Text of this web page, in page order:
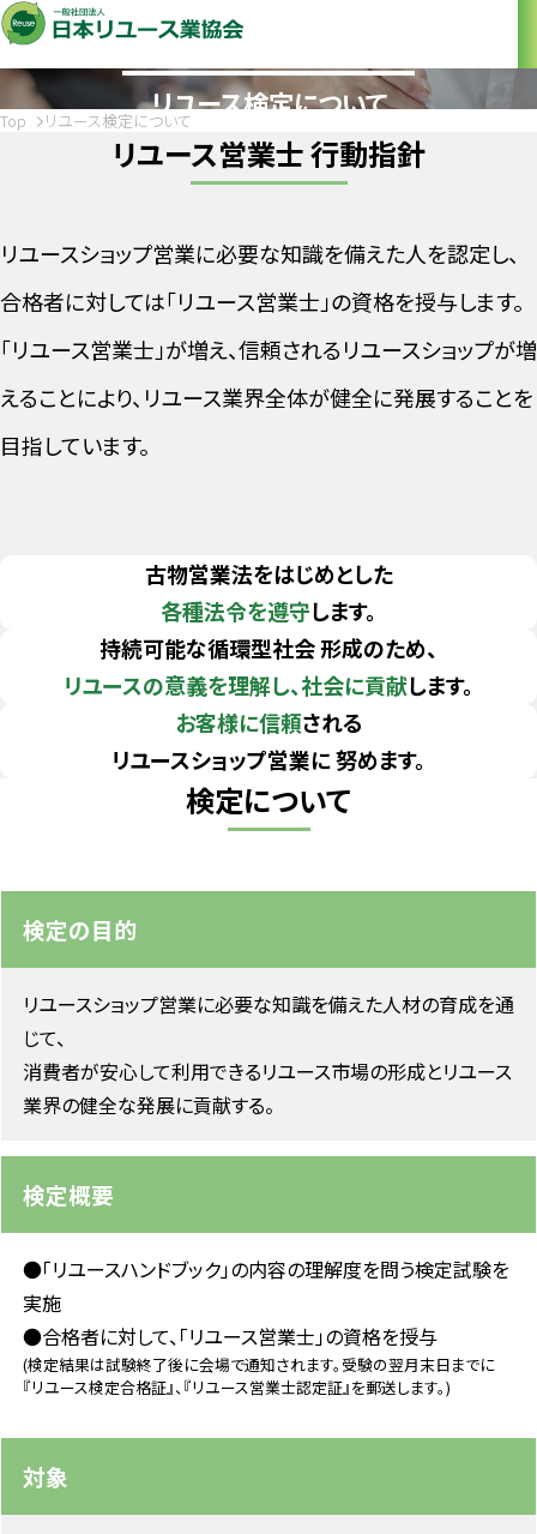
Certification
リユース検定について
Top リユース検定について
リユース営業士 行動指針
リユースショップ営業に必要な知識を備えた人を認定し、
合格者に対しては「リユース営業士」の資格を授与します。
「リユース営業士」が増え、信頼されるリユースショップが増
えることにより、リユース業界全体が健全に発展することを
目指しています。
古物営業法をはじめとした
各種法令を遵守します。
持続可能な循環型社会 形成のため、
リユースの意義を理解し、社会に貢献します。
お客様に信頼される
リユースショップ営業に 努めます。
検定について
検定の目的
リユースショップ営業に必要な知識を備えた人材の育成を通
じて、
消費者が安心して利用できるリユース市場の形成とリユース
業界の健全な発展に貢献する。
検定概要
●「リユースハンドブック」の内容の理解度を問う検定試験を
実施
●合格者に対して、「リユース営業士」の資格を授与
(検定結果は試験終了後に会場で通知されます。受験の翌月末日までに
『リユース検定合格証』、『リユース営業士認定証』を郵送します。)
対象